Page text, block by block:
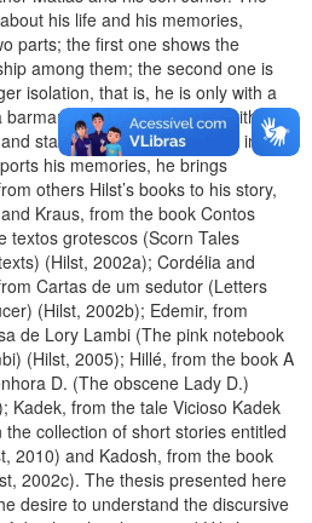
his life and his memories,
parts; the first one shows the
among them; the second one is
isolation, that is, he is only with a
barman. Vittorio also breaks with the
starts living a kind of death in life.
his memories, he brings
others Hilst’s books to his story,
Kraus, from the book Contos
textos grotescos (Scorn Tales
(Hilst, 2002a); Cordélia and
Cartas de um sedutor (Letters
(Hilst, 2002b); Edemir, from
de Lory Lambi (The pink notebook
(Hilst, 2005); Hillé, from the book A
D. (The obscene Lady D.)
Kadek, from the tale Vicioso Kadek
the collection of short stories entitled
2010) and Kadosh, from the book
2002c). The thesis presented here
desire to understand the discursive